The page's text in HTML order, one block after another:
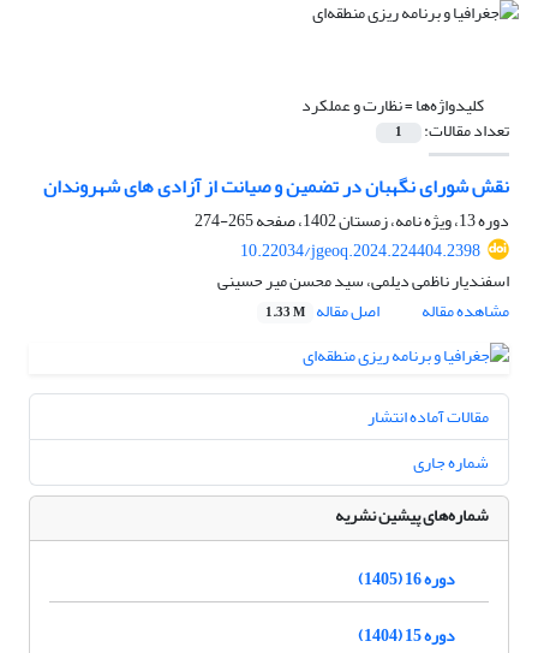
کلیدواژه‌ها =نظارت و عملکرد
تعداد مقالات: 1
نقش شورای نگهبان در تضمین و صیانت از آزادی های شهروندان
دوره 13، ویژه نامه، زمستان 1402، صفحه
265-274
10.22034/jgeoq.2024.224404.2398
اسفندیار ناظمی دیلمی، سید محسن میر حسینی
مشاهده مقاله
اصل مقاله 1.33 M
مقالات آماده انتشار
شماره جاری
شماره‌های پیشین نشریه
دوره 16 (1405)
دوره 15 (1404)